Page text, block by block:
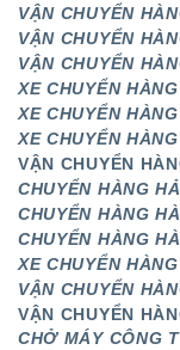
VẬN CHUYỂN
VẬN CHUYỂN
VẬN CHUYỂN
XE CHUYỂN
XE CHUYỂN
XE CHUYỂN
VẬN CHUYỂN
CHUYỂN HÀNG
CHUYỂN HÀNG
CHUYỂN HÀNG
XE CHUYỂN
VẬN CHUYỂN
VẬN CHUYỂN
CHỞ MÁY CÔNG